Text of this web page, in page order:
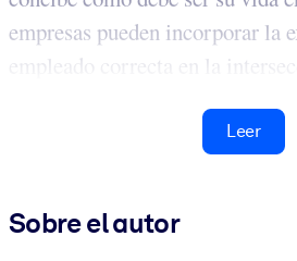
empresas pueden incorporar la
empleado correcta en la
Leer
Sobre el autor